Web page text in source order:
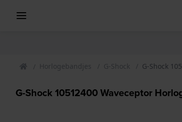
Horlogebandjes G-Shock G-Shock
G-Shock 10512400 Waveceptor